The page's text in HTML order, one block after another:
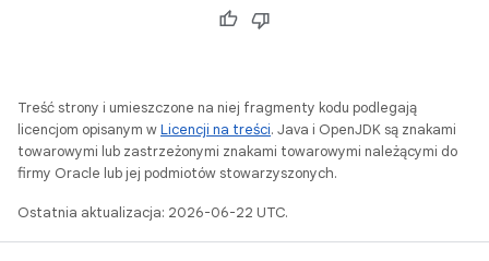
Treść strony i umieszczone na niej fragmenty kodu podlegają
licencjom opisanym wLicencji na treści. Java i OpenJDK są znakami
towarowymi lub zastrzeżonymi znakami towarowymi należącymi do
firmy Oracle lub jej podmiotów stowarzyszonych.
Ostatnia aktualizacja: 2026-06-22 UTC.